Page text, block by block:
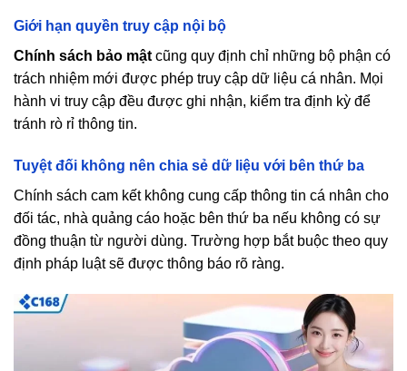
Giới hạn quyền truy cập nội bộ
Chính sách bảo mật cũng quy định chỉ những bộ phận có
trách nhiệm mới được phép truy cập dữ liệu cá nhân. Mọi
hành vi truy cập đều được ghi nhận, kiểm tra định kỳ để
tránh rò rỉ thông tin.
Tuyệt đối không nên chia sẻ dữ liệu với bên thứ ba
Chính sách cam kết không cung cấp thông tin cá nhân cho
đối tác, nhà quảng cáo hoặc bên thứ ba nếu không có sự
đồng thuận từ người dùng. Trường hợp bắt buộc theo quy
định pháp luật sẽ được thông báo rõ ràng.